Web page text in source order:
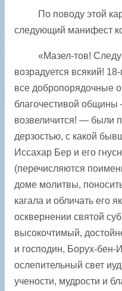
По поводу этой
следующий манифест
«Мазел-тов!
возрадуется всякий!
все добропорядочные
благочестивой общины
возвеличится! — были
дерзостью, с какой
Иссахар Бер и его
(перечисляются
доме молитвы,
кагала и обличать его
осквернении святой
высокочтимый,
и господин, Борух-
ослепительный свет
учености, мудрости и